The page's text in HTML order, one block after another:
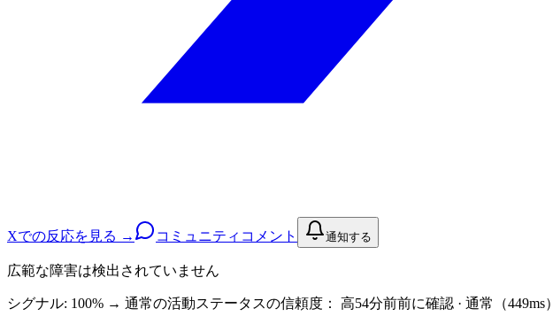
Xでの反応を見る → コミュニティコメント 通知する
広範な障害は検出されていません
シグナル: 100% → 通常の活動ステータスの信頼度： 高54分前前に確認 · 通常（449ms）